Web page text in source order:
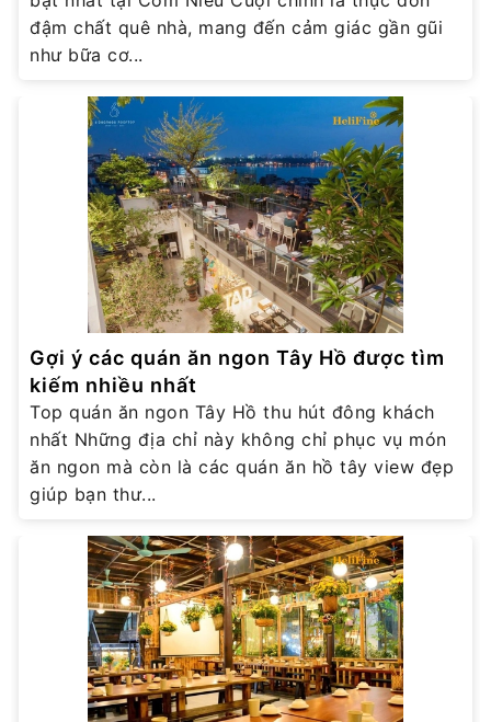
đậm chất quê nhà, mang đến cảm giác gần gũi
như bữa cơ...
Gợi ý các quán ăn ngon Tây Hồ được tìm
kiếm nhiều nhất
Top quán ăn ngon Tây Hồ thu hút đông khách
nhất Những địa chỉ này không chỉ phục vụ món
ăn ngon mà còn là các quán ăn hồ tây view đẹp
giúp bạn thư...